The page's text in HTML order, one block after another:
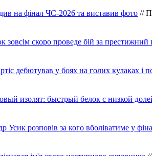
на фінал ЧС-2026 та виставив фото //
зовсім скоро проведе бій за престижний
дебютував у боях на голих кулаках
изолят: быстрый белок с низкой
Усик розповів за кого вболіватиме у